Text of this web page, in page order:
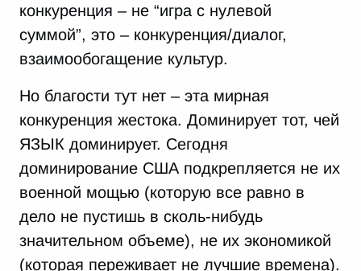
конкуренция – не “игра с нулевой
суммой”, это – конкуренция/диалог,
взаимообогащение культур.
Но благости тут нет – эта мирная
конкуренция жестока. Доминирует тот, чей
ЯЗЫК доминирует. Сегодня
доминирование США подкрепляется не их
военной мощью (которую все равно в
дело не пустишь в сколь-нибудь
значительном объеме), не их экономикой
(которая переживает не лучшие времена).